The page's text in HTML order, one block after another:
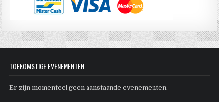
TOEKOMSTIGE EVENEMENTEN
Er zijn momenteel geen aanstaande evenementen.